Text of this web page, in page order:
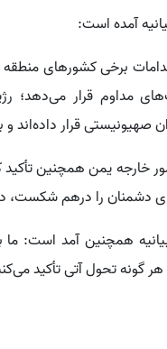
آمده است:
برخی کشورهای
مداوم قرار می‌دهد؛
صهیونیستی قرار
خارجه یمن همچنین
دشمنان را درهم شکست،
همچنین آمد است: ما
گونه تحول آتی تأکید